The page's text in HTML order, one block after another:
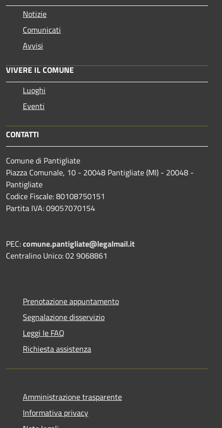
Notizie
Comunicati
Avvisi
VIVERE IL COMUNE
Luoghi
Eventi
CONTATTI
Comune di Pantigliate
Piazza Comunale, 10 - 20048 Pantigliate (MI) - 20048 -
Pantigliate
Codice Fiscale: 80108750151
Partita IVA: 09057070154
PEC:comune.pantigliate@legalmail.it
Centralino Unico: 02 9068861
Prenotazione appuntamento
Segnalazione disservizio
Leggi le FAQ
Richiesta assistenza
Amministrazione trasparente
Informativa privacy